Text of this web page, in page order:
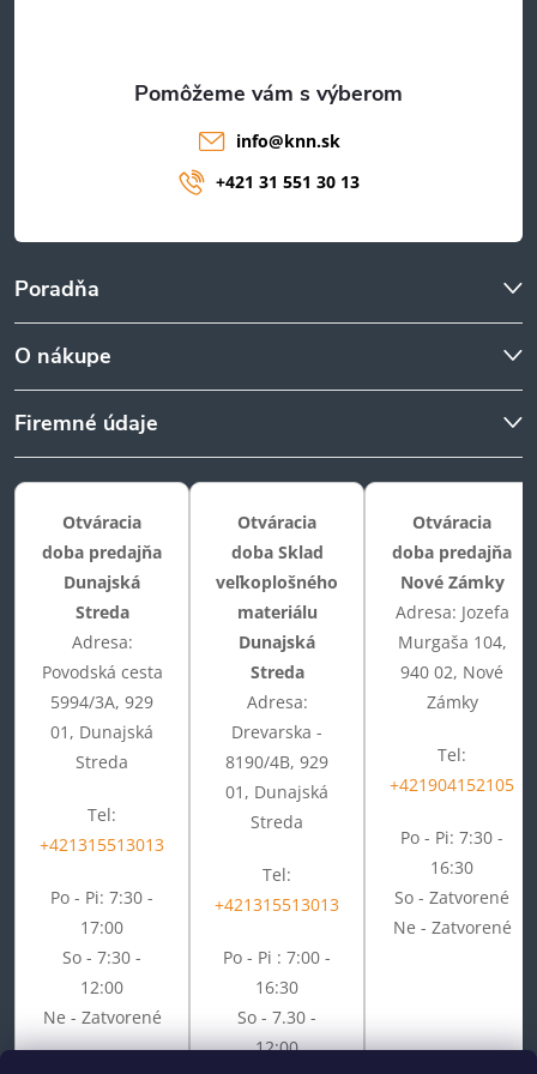
Poradňa
O nákupe
Firemné údaje
info@knn.sk
+421 31 551 30 13
Otváracia
doba predajňa
Dunajská
Streda
Adresa:
Povodská cesta
5994/3A, 929
01, Dunajská
Streda
Tel:
+421315513013
Po - Pi: 7:30 -
17:00
So - 7:30 -
12:00
Ne - Zatvorené
Otváracia
doba Sklad
veľkoplošného
materiálu
Dunajská
Streda
Adresa:
Drevarska -
8190/4B, 929
01, Dunajská
Streda
Tel:
+421315513013
Po - Pi : 7:00 -
16:30
So - 7.30 -
12:00
Otváracia
doba predajňa
Nové Zámky
Adresa: Jozefa
Murgaša 104,
940 02, Nové
Zámky
Tel:
+421904152105
Po - Pi: 7:30 -
16:30
So - Zatvorené
Ne - Zatvorené